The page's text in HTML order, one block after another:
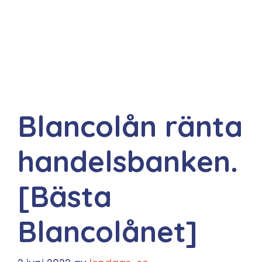
Blancolån ränta
handelsbanken.
[Bästa
Blancolånet]